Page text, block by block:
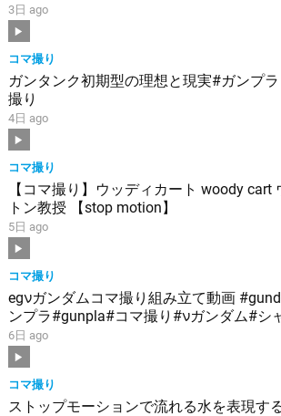
3日 ago
コマ撮り
ガンタンク初期型の理想と現実#ガンプ
撮り
4日 ago
コマ撮り
【コマ撮り】ウッディカート woody cart
トン教授 【stop motion】
5日 ago
コマ撮り
egνガンダムコマ撮り組み立て動画
ンプラ#gunpla#コマ撮り#νガンダム#シ
6日 ago
コマ撮り
ストップモーションで流れる水を表現す